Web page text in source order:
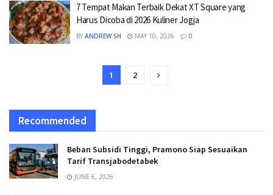
7 Tempat Makan Terbaik Dekat XT Square yang
Harus Dicoba di 2026 Kuliner Jogja
BY ANDREW SH MAY 10, 2026 0
1 2
Recommended
Beban Subsidi Tinggi, Pramono Siap Sesuaikan
Tarif Transjabodetabek
JUNE 6, 2026